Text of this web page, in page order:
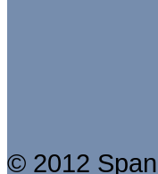
© 2012